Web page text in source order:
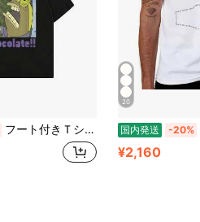
フート付きＴシャツ 半袖パーカー Simon & Garfunkel Bookends フォトプリント フード付きポンチョ ブラック オーバーサイズ 半袖 プルオーバー ストト系 カジュアル 春夏秋 ユニセックス
20
国内発送 -20%
¥2,160